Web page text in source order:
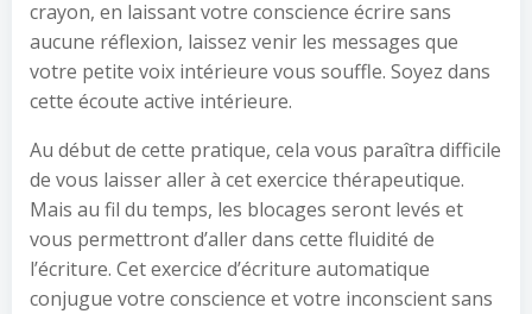
crayon, en laissant votre conscience écrire sans
aucune réflexion, laissez venir les messages que
votre petite voix intérieure vous souffle. Soyez dans
cette écoute active intérieure.
Au début de cette pratique, cela vous paraîtra difficile
de vous laisser aller à cet exercice thérapeutique.
Mais au fil du temps, les blocages seront levés et
vous permettront d’aller dans cette fluidité de
l’écriture. Cet exercice d’écriture automatique
conjugue votre conscience et votre inconscient sans